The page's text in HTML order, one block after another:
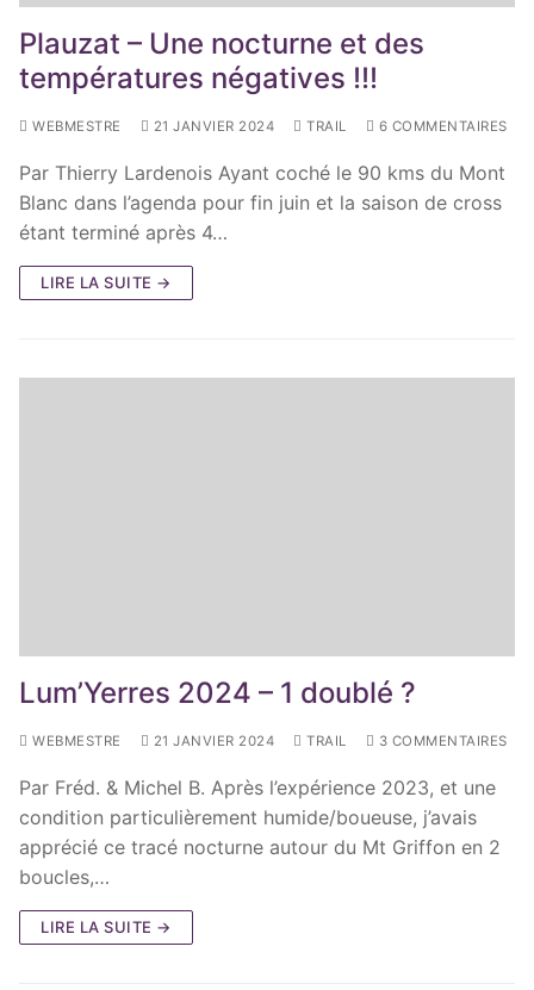
Plauzat – Une nocturne et des
températures négatives !!!
WEBMESTRE 21 JANVIER 2024 TRAIL 6 COMMENTAIRES
Par Thierry Lardenois Ayant coché le 90 kms du Mont
Blanc dans l’agenda pour fin juin et la saison de cross
étant terminé après 4…
LIRE LA SUITE →
Lum’Yerres 2024 – 1 doublé ?
WEBMESTRE 21 JANVIER 2024 TRAIL 3 COMMENTAIRES
Par Fréd. & Michel B. Après l’expérience 2023, et une
condition particulièrement humide/boueuse, j’avais
apprécié ce tracé nocturne autour du Mt Griffon en 2
boucles,…
LIRE LA SUITE →